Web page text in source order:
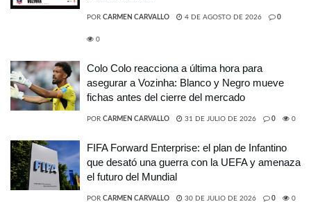
POR CARMEN CARVALLO 4 DE AGOSTO DE 2026 0
0
Colo Colo reacciona a última hora para
asegurar a Vozinha: Blanco y Negro mueve
fichas antes del cierre del mercado
POR CARMEN CARVALLO 31 DE JULIO DE 2026 0 0
FIFA Forward Enterprise: el plan de Infantino
que desató una guerra con la UEFA y amenaza
el futuro del Mundial
POR CARMEN CARVALLO 30 DE JULIO DE 2026 0 0